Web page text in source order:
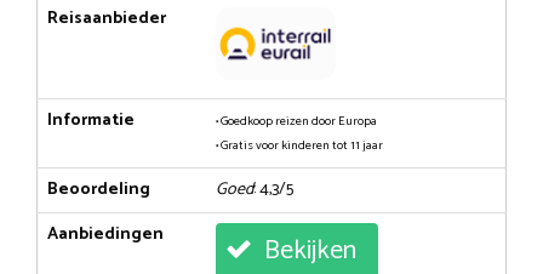
Reisaanbieder
Informatie
• Goedkoop reizen door Europa
• Gratis voor kinderen tot 11 jaar
Beoordeling Goed: 4,3/5
Aanbiedingen
Bekijken